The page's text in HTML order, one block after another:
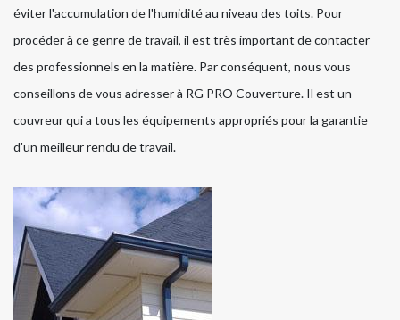
éviter l'accumulation de l'humidité au niveau des toits. Pour
procéder à ce genre de travail, il est très important de contacter
des professionnels en la matière. Par conséquent, nous vous
conseillons de vous adresser à RG PRO Couverture. Il est un
couvreur qui a tous les équipements appropriés pour la garantie
d'un meilleur rendu de travail.